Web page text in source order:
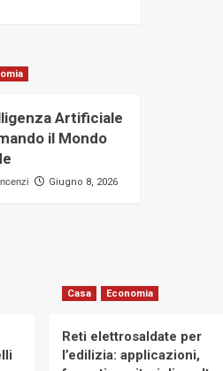
Artificiale
il Mondo
Giugno 8, 2026
Casa Economia
Reti elettrosaldate per
l’edilizia: applicazioni,